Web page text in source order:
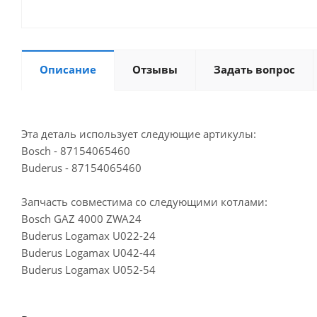
Описание Отзывы Задать вопрос
Эта деталь использует следующие артикулы:
Bosch - 87154065460
Buderus - 87154065460
Запчасть совместима со следующими котлами:
Bosch GAZ 4000 ZWA24
Buderus Logamax U022-24
Buderus Logamax U042-44
Buderus Logamax U052-54